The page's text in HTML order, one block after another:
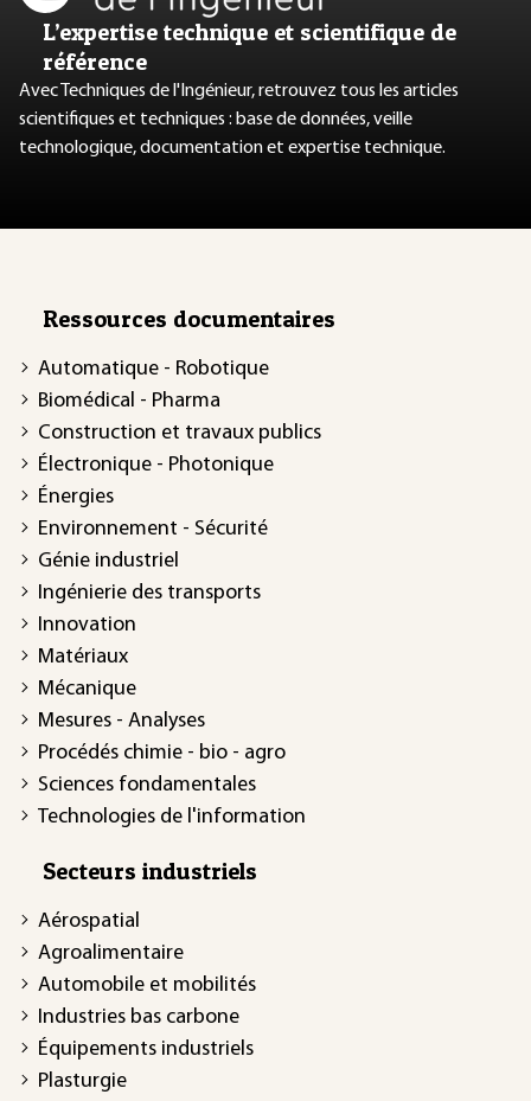
L’expertise technique et scientifique de
référence
Avec Techniques de l'Ingénieur, retrouvez tous les articles
scientifiques et techniques : base de données, veille
technologique, documentation et expertise technique.
Ressources documentaires
Automatique - Robotique
Biomédical - Pharma
Construction et travaux publics
Électronique - Photonique
Énergies
Environnement - Sécurité
Génie industriel
Ingénierie des transports
Innovation
Matériaux
Mécanique
Mesures - Analyses
Procédés chimie - bio - agro
Sciences fondamentales
Technologies de l'information
Secteurs industriels
Aérospatial
Agroalimentaire
Automobile et mobilités
Industries bas carbone
Équipements industriels
Plasturgie